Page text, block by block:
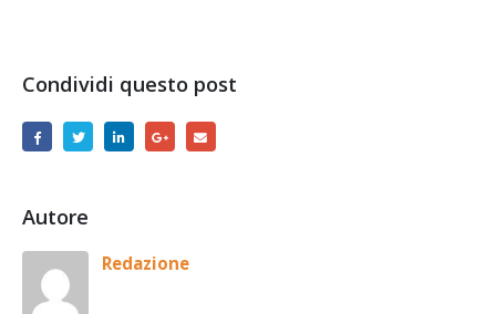
Condividi questo post
Autore
Redazione